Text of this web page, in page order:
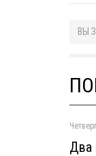
ВЫ
Два